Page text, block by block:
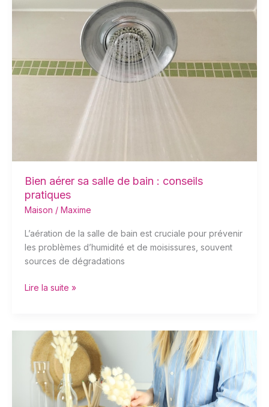
Bien aérer sa salle de bain : conseils
pratiques
Maison / Maxime
L’aération de la salle de bain est cruciale pour prévenir
les problèmes d’humidité et de moisissures, souvent
sources de dégradations
sa
:
Lire la suite »
Créer
son
coin
douillet
avec